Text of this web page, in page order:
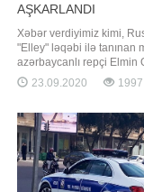
AŞKARLANDI
Xəbər verdiyimiz kimi,
"Elley" ləqəbi ilə tanınan
azərbaycanlı repçi Elmin
ağır qəza törədib. -a
bildirir ki, hadisə ötən gün
baş verib. O, idarə etdiyi
markalı avtomobillə
toqquşub v
23.09.2020 1997